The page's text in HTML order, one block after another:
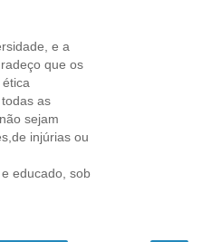
e a
que os
as
sejam
injúrias ou
educado, sob